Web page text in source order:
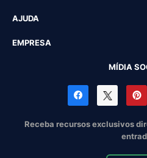
AJUDA
EMPRESA
MÍDIA
Receba recursos exclusivos